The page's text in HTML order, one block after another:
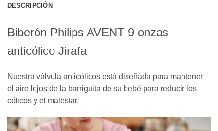
DESCRIPCIÓN
Biberón Philips AVENT 9 onzas
anticólico Jirafa
Nuestra válvula anticólicos está diseñada para mantener
el aire lejos de la barriguita de su bebé para reducir los
cólicos y el malestar.